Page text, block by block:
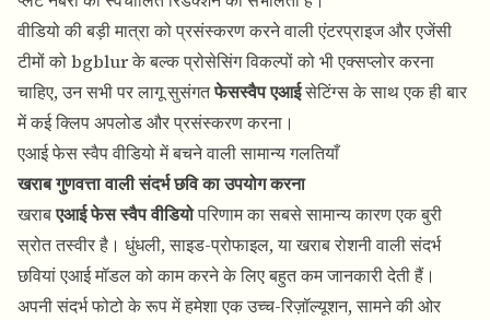
वीडियो की बड़ी मात्रा को प्रसंस्करण करने वाली एंटरप्राइज और एजेंसी
टीमों को bgblur के बल्क प्रोसेसिंग विकल्पों को भी एक्सप्लोर करना
चाहिए, उन सभी पर लागू सुसंगतफेसस्वैप एआईसेटिंग्स के साथ एक ही बार
में कई क्लिप अपलोड और प्रसंस्करण करना।
एआई फेस स्वैप वीडियो में बचने वाली सामान्य गलतियाँ
खराब गुणवत्ता वाली संदर्भ छवि का उपयोग करना
खराबएआई फेस स्वैप वीडियोपरिणाम का सबसे सामान्य कारण एक बुरी
स्रोत तस्वीर है। धुंधली, साइड-प्रोफाइल, या खराब रोशनी वाली संदर्भ
छवियां एआई मॉडल को काम करने के लिए बहुत कम जानकारी देती हैं।
अपनी संदर्भ फोटो के रूप में हमेशा एक उच्च-रिज़ॉल्यूशन, सामने की ओर